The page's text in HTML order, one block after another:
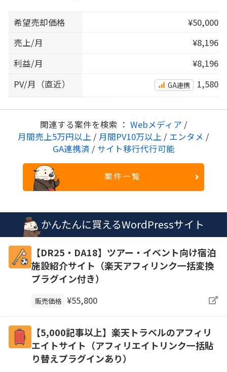
希望売却価格
¥50,000
売上/月
¥8,196
利益/月
¥8,196
PV/月（直近）
GA連携 1,580
関連する案件を検索 ： Webメディア /
月間売上5万円以上 / 月間PV10万以上 / エンタメ /
GA連携済 / サイト移行代行可能
案件一覧
かんたんに買えるWordPressサイト
【DR25・DA18】ツアー・イベント向け宿泊
施設紹介サイト（楽天アフィリンク一括変換
プラグイン付き）
販売価格 ¥55,800
【5,000記事以上】楽天トラベルのアフィリ
エイトサイト（アフィリエイトリンク一括貼
り替えプラグインあり）